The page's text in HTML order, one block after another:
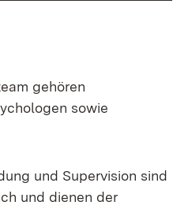
gehören
sowie
und Supervision sind
und dienen der